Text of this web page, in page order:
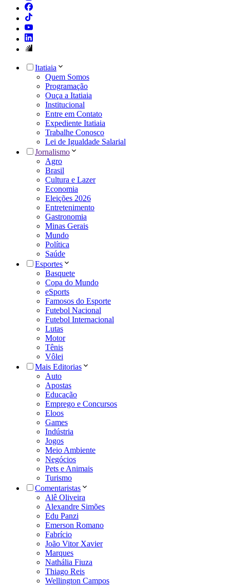
Itatiaia
Quem Somos
Programação
Ouça a Itatiaia
Institucional
Entre em Contato
Expediente Itatiaia
Trabalhe Conosco
Lei de Igualdade Salarial
Jornalismo
Agro
Brasil
Cultura e Lazer
Economia
Eleições 2026
Entretenimento
Gastronomia
Minas Gerais
Mundo
Política
Saúde
Esportes
Basquete
Copa do Mundo
eSports
Famosos do Esporte
Futebol Nacional
Futebol Internacional
Lutas
Motor
Tênis
Vôlei
Mais Editorias
Auto
Apostas
Educação
Emprego e Concursos
Eloos
Games
Indústria
Jogos
Meio Ambiente
Negócios
Pets e Animais
Turismo
Comentaristas
Alê Oliveira
Alexandre Simões
Edu Panzi
Emerson Romano
Fabrício
João Vitor Xavier
Marques
Nathália Fiuza
Thiago Reis
Wellington Campos